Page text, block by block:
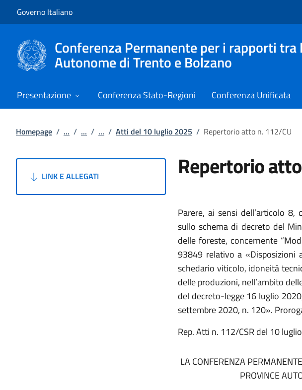
Governo Italiano
Conferenza Permanente per i rapporti
Autonome di Trento e Bolzano
Presentazione Conferenza Stato-Regioni Conferenza Unificata
Homepage / ... / ... / ... / Atti del 10 luglio 2025 / Repertorio atto n. 112/CU
LINK E ALLEGATI Repertorio
Parere, ai sensi dell’articolo
sullo schema di decreto del
delle foreste, concernente
93849 relativo a «Disposizioni
schedario viticolo, idoneità
delle produzioni, nell’ambito
del decreto-legge 16 luglio
settembre 2020, n. 120».
Rep. Atti n. 112/CSR del 10
LA CONFERENZA
PROVINCE